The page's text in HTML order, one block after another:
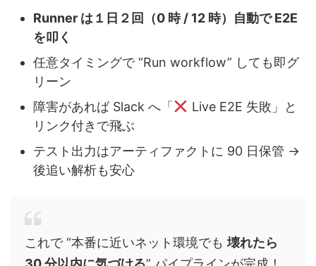
Runner は１日２回（0 時 / 12 時）自動で E2E
を叩く
任意タイミングで “Run workflow” しても即グ
リーン
障害があれば Slack へ「
Live E2E 失敗」と
リンク付きで飛ぶ
テスト出力はアーティファクトに 90 日保管 →
後追い解析も安心
これで “本番に近いネット環境でも壊れたら